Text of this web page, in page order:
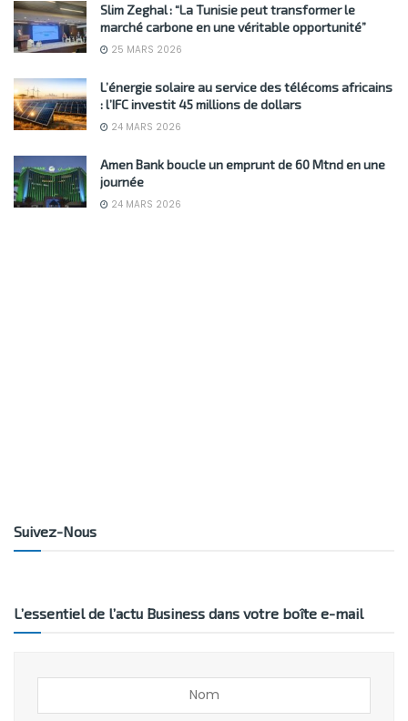
Slim Zeghal : “La Tunisie peut transformer le
marché carbone en une véritable opportunité”
25 MARS 2026
L’énergie solaire au service des télécoms africains
: l’IFC investit 45 millions de dollars
24 MARS 2026
Amen Bank boucle un emprunt de 60 Mtnd en une
journée
24 MARS 2026
Suivez-Nous
L’essentiel de l’actu Business dans votre boîte e-mail